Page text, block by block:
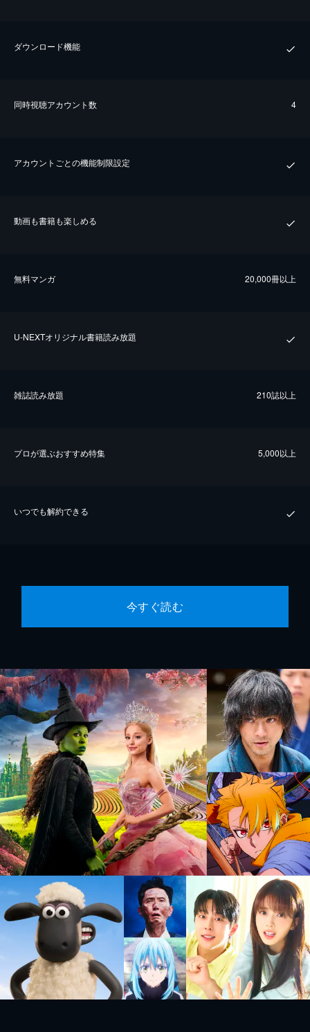
ダウンロード機能
同時視聴アカウント数 4
アカウントごとの機能制限設定
動画も書籍も楽しめる
無料マンガ 20,000冊以上
U-NEXTオリジナル書籍読み放題
雑誌読み放題 210誌以上
プロが選ぶおすすめ特集 5,000以上
いつでも解約できる
今すぐ読む